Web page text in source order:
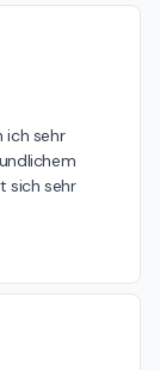
ich sehr
sich sehr